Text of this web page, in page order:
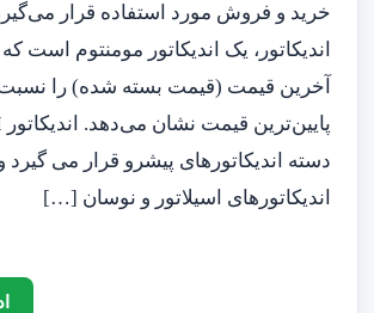
خرید و فروش مورد استفاده قرار
اندیکاتور، یک اندیکاتور مومنتوم است
آخرین قیمت (قیمت بسته شده) را نسبت
دسته اندیکاتورهای پیشرو قرار می گیرد
اندیکاتورهای اسیلاتور و نوسان […]